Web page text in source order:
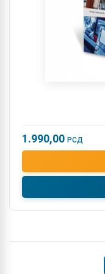
1.990,00 РСД